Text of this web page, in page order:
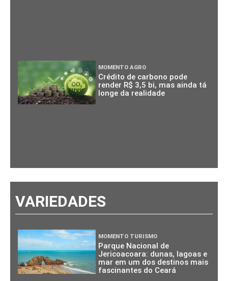
MOMENTO AGRO
Crédito de carbono pode
render R$ 3,5 bi, mas ainda tá
longe da realidade
VARIEDADES
MOMENTO TURISMO
Parque Nacional de
Jericoacoara: dunas, lagoas e
mar em um dos destinos mais
fascinantes do Ceará